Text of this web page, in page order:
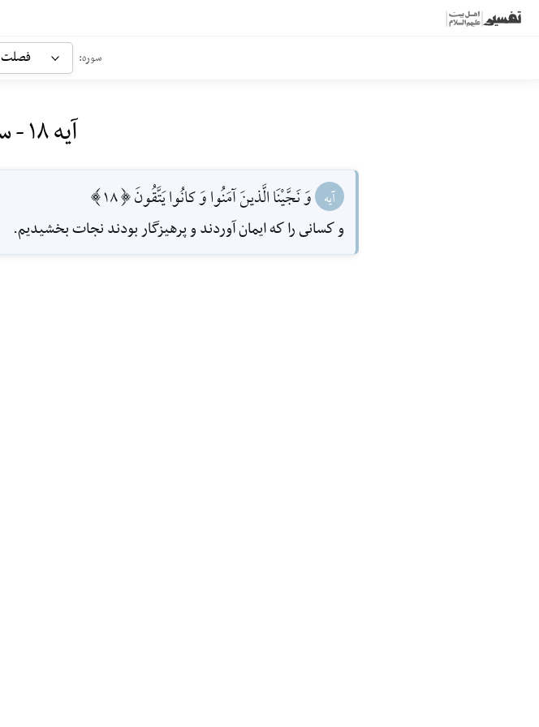
سوره: فصلت
آیه ۱۸ - سوره فصلت
آیه وَ نَجَّيْنَا الَّذينَ آمَنُوا وَ كانُوا يَتَّقُونَ [18]
و كسانى را كه ايمان آوردند و پرهيزگار بودند نجات بخشيديم.